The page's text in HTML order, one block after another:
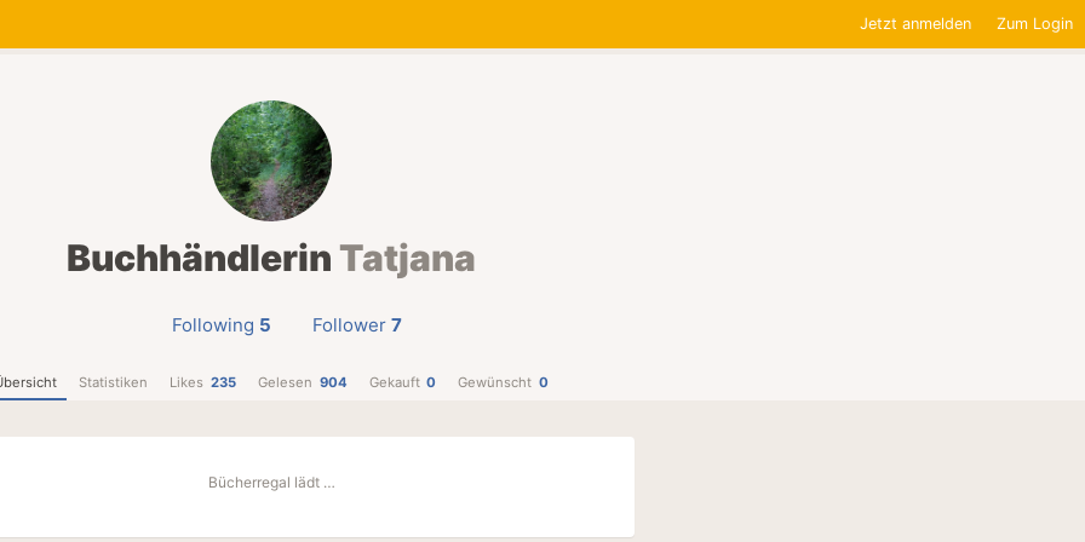
Jetzt anmelden Zum Login
Buchhändlerin Tatjana
Following 5 Follower 7
Statistiken Likes 235 Gelesen 904 Gekauft 0 Gewünscht 0
Bücherregal lädt …